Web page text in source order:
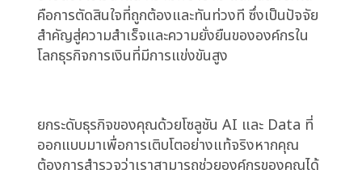
ติดตามและประเมินผลการตัดสินใจอย่างสม่ำเสมอ
จะช่วยให้องค์กรสามารถระบุจุดอ่อนและปรับปรุง
กระบวนการทำงานให้มีประสิทธิภาพยิ่งขึ้น
ภาคการเงิน องค์กรจำเป็นต้องสร้างวัฒนธรรมที่ให้
ความสำคัญกับความรับผิดชอบและความโปร่งใส”
สิ่งนี้เริ่มต้นจากการกำหนดบทบาทหน้าที่และความ